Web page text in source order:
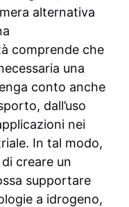
alternativa
comprende che
una
conto anche
dall’uso
nei
In tal modo,
creare un
supportare
a idrogeno,